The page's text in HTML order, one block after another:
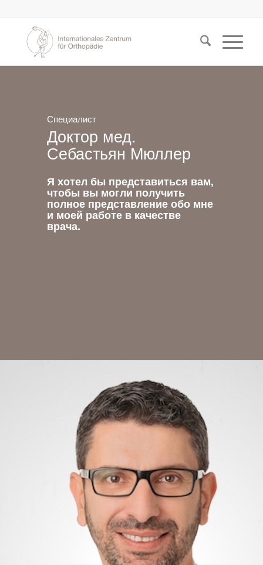
Специалист
Доктор мед.
Себастьян Мюллер
Я хотел бы представиться вам,
чтобы вы могли получить
полное представление обо мне
и моей работе в качестве
врача.